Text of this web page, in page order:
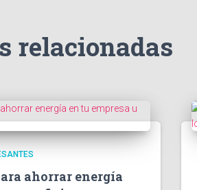
relacionadas
ahorrar energía